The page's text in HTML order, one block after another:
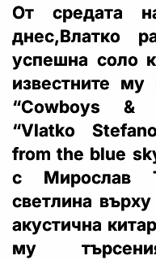
От средата
днес,Влатко
успешна соло
известните му
“Cowboys &
“Vlatko
from the blue
с Мирослав
светлина
акустична
му